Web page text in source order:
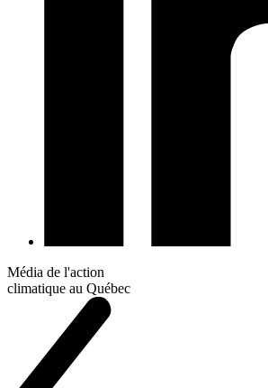
Média de l'action
climatique au Québec